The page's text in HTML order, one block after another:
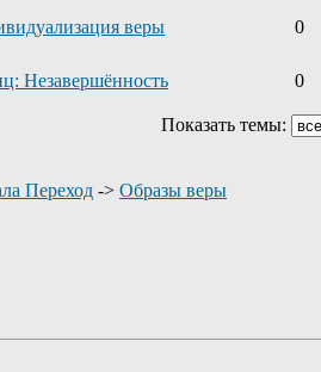
веры 0
Незавершённость 0
Показать темы:
Переход -> Образы веры